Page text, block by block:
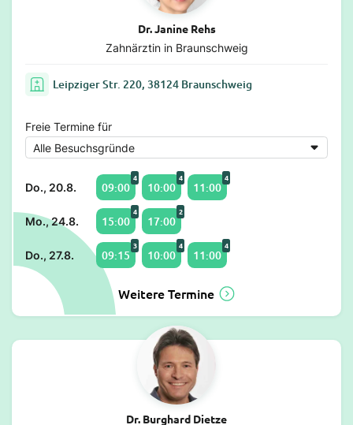
Dr. Janine Rehs
Zahnärztin in Braunschweig
Leipziger Str. 220, 38124 Braunschweig
Freie Termine für
Do., 20.8. 09:00
4
10:00
4
11:00
4
Mo., 24.8. 15:00
4
17:00
2
Do., 27.8. 09:15
3
10:00
4
11:00
4
Weitere Termine
Dr. Burghard Dietze